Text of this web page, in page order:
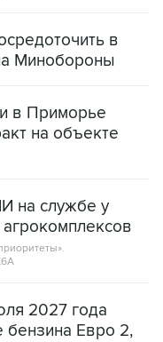
в
Минобороны
в Приморье
на объекте
на службе у
2027 года
бензина Евро 2,